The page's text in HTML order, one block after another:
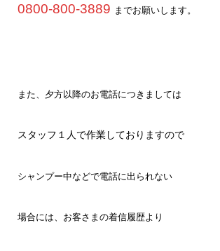
0800-800-3889 までお願いします。
また、夕方以降のお電話につきましては
スタッフ１人で作業しておりますので
シャンプー中などで電話に出られない
場合には、お客さまの着信履歴より